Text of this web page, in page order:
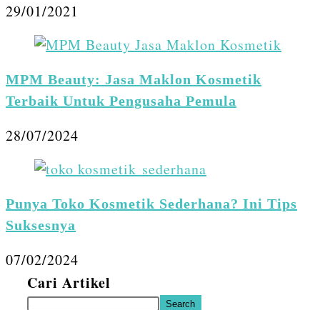
29/01/2021
MPM Beauty: Jasa Maklon Kosmetik
Terbaik Untuk Pengusaha Pemula
28/07/2024
Punya Toko Kosmetik Sederhana? Ini Tips
Suksesnya
07/02/2024
Cari Artikel
Search